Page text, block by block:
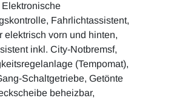
Fahrlichtassistent,
elektrisch vorn und hinten,
inkl. City-Notbremsf,
(Tempomat),
Schaltgetriebe, Getönte
beheizbar,